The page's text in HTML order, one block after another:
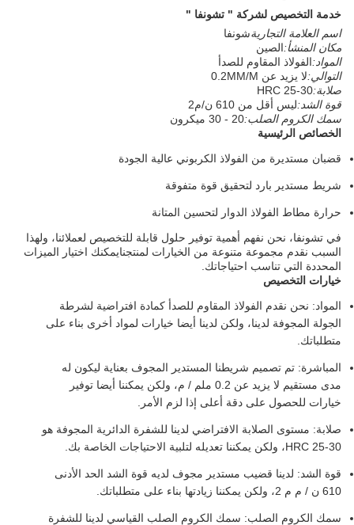
خدمة التخصيص لشركة " تشونفا "
اسم العلامة التجاريةشونفا
مكان المنشأ:الصين
المواد:الفولاذ المقاوم للصدأ
التوالي: لا يزيد عن 0.2MM/M
صلابة:HRC 25-30
قوة الشد:ليس أقل من 610 ن/م2
سمك الكروم الصلب:20 - 30 ميكرون
الخصائص الرئيسية
قضبان مستديرة من الفولاذ الكربوني عالية الجودة
شريط مستدير بارد لتحقيق قوة متفوقة
حرارة مطاط الفولاذ الدوار لتحسين المتانة
في تشونفا، نحن نفهم أهمية توفير حلول قابلة للتخصيص لعملائنا، ولهذا
السبب نقدم مجموعة متنوعة من الخيارات لمنتجنايمكنك اختيار الميزات
المحددة التي تناسب احتياجاتك.
خيارات التخصيص
المواد: نحن نقدم الفولاذ المقاوم للصدأ كمادة افتراضية لشرطة
الجولة المجوفة لدينا، ولكن لدينا أيضا خيارات لمواد أخرى بناء على
متطلباتك.
المباشرة: تم تصميم شريطنا المستدير المجوف بعناية ليكون له
مدى مستقيم لا يزيد عن 0.2 ملم / م، ولكن يمكننا أيضا توفير
خيارات للحصول على دقة أعلى إذا لزم الأمر.
صلابة: مستوى الصلابة الافتراضي لدينا للشفرة الدائرية المجوفة هو
HRC 25-30، ولكن يمكننا تعديله لتلبية الاحتياجات الخاصة بك.
قوة الشد: لدينا قضيب مستدير مجوف لديه قوة الشد الحد الأدنى
610 ن / م م 2، ولكن يمكننا زيادتها بناء على متطلباتك.
سمك الكروم الصلب: سمك الكروم الصلب القياسي لدينا للشفرة